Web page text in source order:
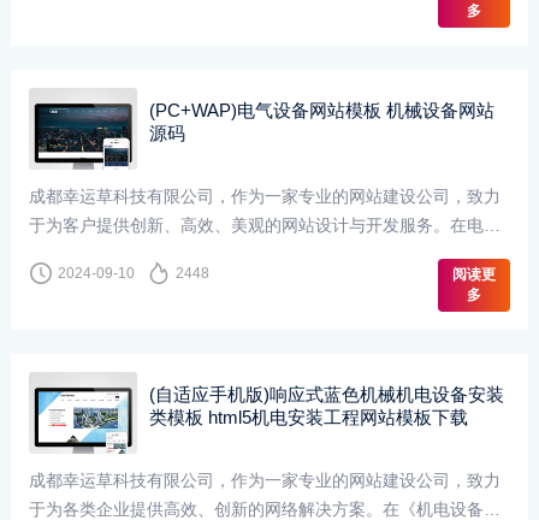
多
(PC+WAP)电气设备网站模板 机械设备网站
源码
成都幸运草科技有限公司，作为一家专业的网站建设公司，致力
于为客户提供创新、高效、美观的网站设计与开发服务。在电气
2024-09-10 2448
阅读更
多
(自适应手机版)响应式蓝色机械机电设备安装
类模板 html5机电安装工程网站模板下载
成都幸运草科技有限公司，作为一家专业的网站建设公司，致力
于为各类企业提供高效、创新的网络解决方案。在《机电设备网